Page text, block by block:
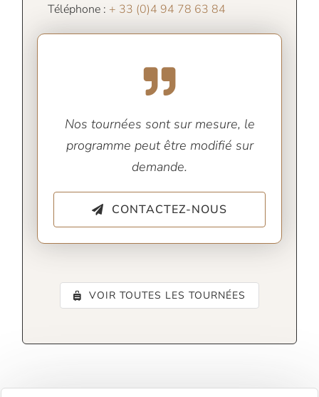
Téléphone : + 33 (0)4 94 78 63 84
Nos tournées sont sur mesure, le
programme peut être modifié sur
demande.
CONTACTEZ-NOUS
VOIR TOUTES LES TOURNÉES